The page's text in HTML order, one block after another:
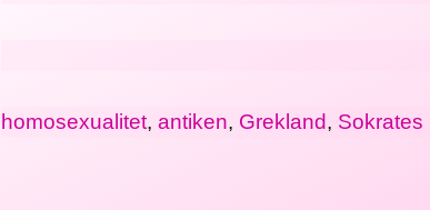
homosexualitet,antiken, Grekland, Sokrates